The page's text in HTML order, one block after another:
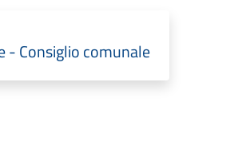
- Consiglio comunale